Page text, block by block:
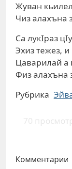
Жуван
Чиз алахъна
Са лукIраз
Эхиз тежез, и
Цаварилай а
Физ алахъна
Рубрика
70
Комментарии